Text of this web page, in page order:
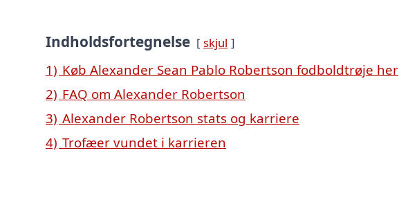
Indholdsfortegnelse skjul
1) Køb Alexander Sean Pablo Robertson fodboldtrøje her
2) FAQ om Alexander Robertson
3) Alexander Robertson stats og karriere
4) Trofæer vundet i karrieren